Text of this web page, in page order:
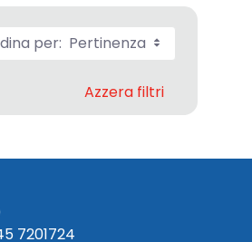
per: Pertinenza
Azzera filtri
7201724